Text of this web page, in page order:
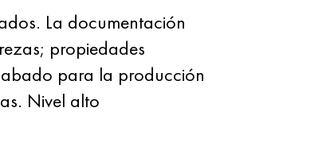
La documentación
propiedades
para la producción
Nivel alto